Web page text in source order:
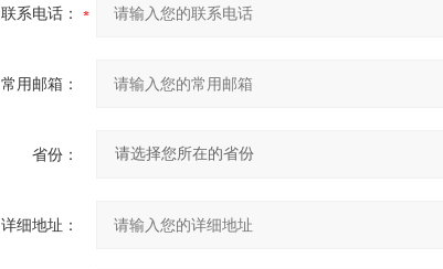
联系电话：
常用邮箱：
省份：
详细地址：